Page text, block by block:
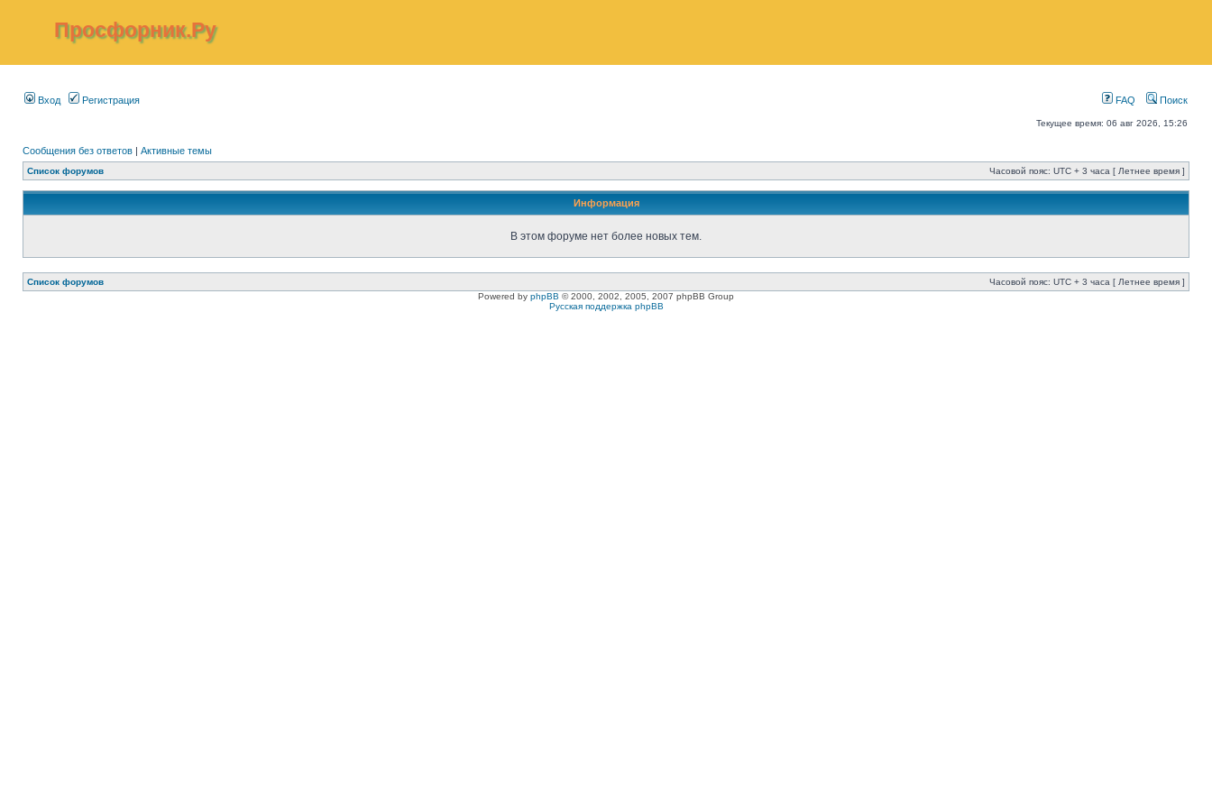
Просфорник.Ру
Вход Регистрация FAQ Поиск
Текущее время: 06 авг 2026, 15:26
Сообщения без ответов | Активные темы
Список форумов Часовой пояс: UTC + 3 часа [ Летнее время ]
Информация
В этом форуме нет более новых тем.
Список форумов
Часовой пояс: UTC + 3 часа [ Летнее время ]
Powered by phpBB © 2000, 2002, 2005, 2007 phpBB Group
Русская поддержка phpBB